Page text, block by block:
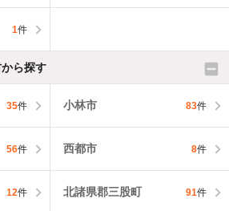
1件
ら探す
35件 小林市 83件
56件 西都市 8件
12件 北諸県郡三股町 91件